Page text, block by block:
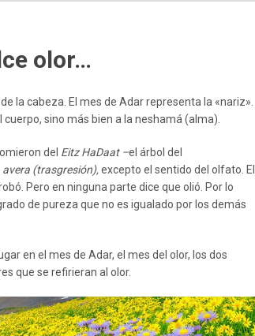
olor…
la cabeza. El mes de Adar representa la «nariz».
cuerpo, sino más bien a la neshamá (alma).
del Eitz HaDaat –el árbol del
avera (trasgresión),excepto el sentido del olfato. El
Pero en ninguna parte dice que olió. Por lo
de pureza que no es igualado por los demás
en el mes de Adar, el mes del olor, los dos
que se refirieran al olor.